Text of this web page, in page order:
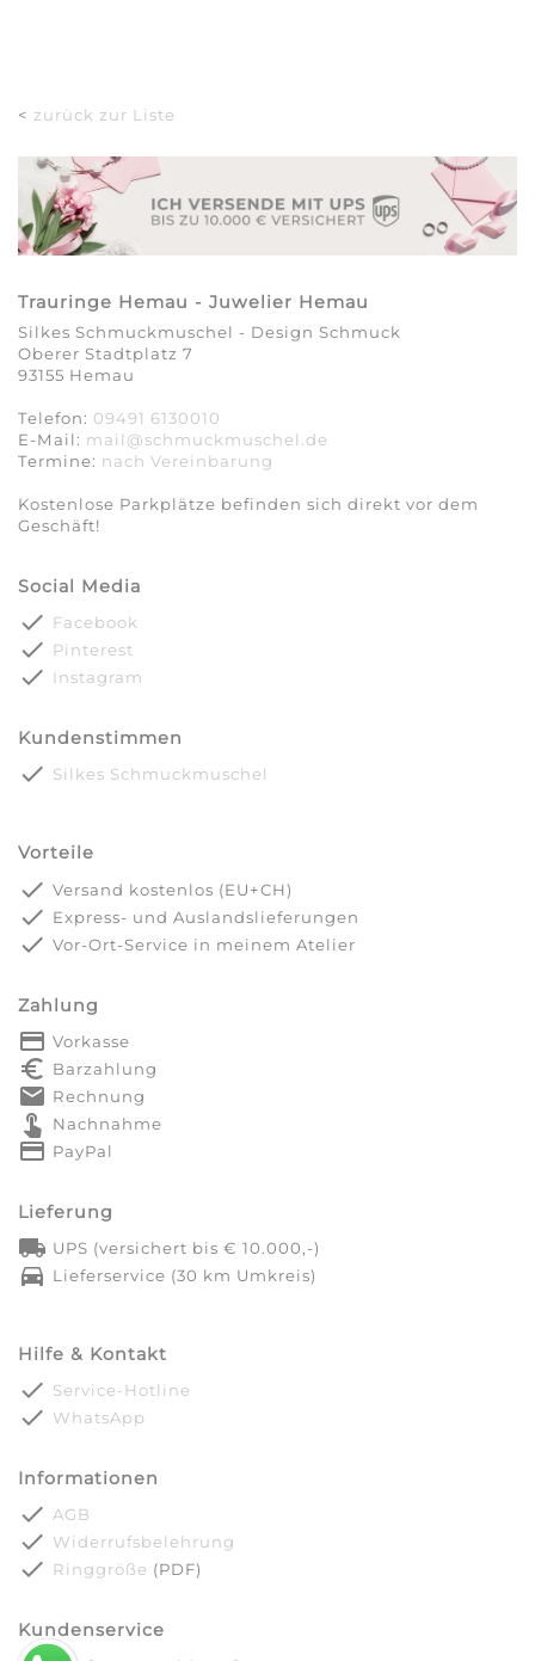
< zurück zur Liste
Trauringe Hemau - Juwelier Hemau
Silkes Schmuckmuschel - Design Schmuck
Oberer Stadtplatz 7
93155 Hemau
Telefon: 09491 6130010
E-Mail: mail@schmuckmuschel.de
Termine: nach Vereinbarung​​​​​​​
Kostenlose Parkplätze befinden sich direkt vor dem
Geschäft!
Social Media
done Facebook
done Pinterest
done Instagram
Kundenstimmen
done Silkes Schmuckmuschel
Vorteile
done Versand kostenlos (EU+CH)
done Express- und Auslandslieferungen
done Vor-Ort-Service in meinem Atelier
Zahlung
payment Vorkasse
euro_symbol Barzahlung
markunread Rechnung
touch_app Nachnahme
credit_card PayPal
Lieferung
local_shipping UPS (versichert bis € 10.000,-)
directions_car Lieferservice (30 km Umkreis)
Hilfe & Kontakt
done Service-Hotline
done WhatsApp
Informationen
done AGB
done Widerrufsbelehrung
done Ringgröße (PDF)
Kundenservice